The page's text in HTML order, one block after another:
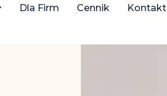
Dla Firm Cennik Kontakt